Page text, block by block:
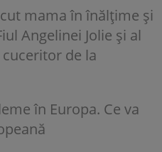
mama în înălțime și
Angelinei Jolie și al
de la
în Europa. Ce va